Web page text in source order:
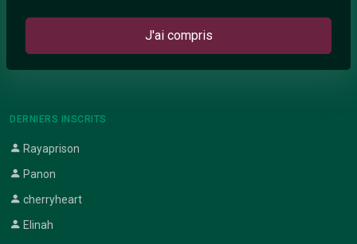
J'ai compris
Témoignage de nathanaelle
DERNIERS INSCRITS
Rayaprison
Panon
cherryheart
Elinah